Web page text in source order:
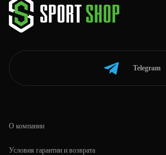
Telegram
О компании
Условия гарантии и возврата